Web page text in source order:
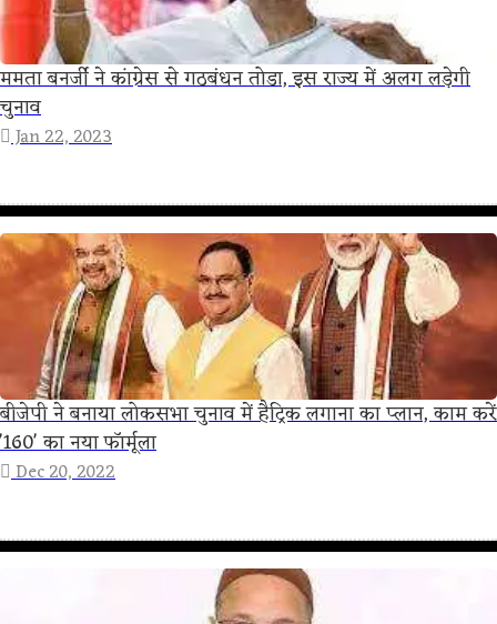
ममता बनर्जी ने कांग्रेस से गठबंधन तोडा, इस राज्य में अलग लड़ेगी
चुनाव
Jan 22, 2023
बीजेपी ने बनाया लोकसभा चुनाव में हैट्रिक लगाना का प्लान, काम करें
'160' का नया फॉर्मूला
Dec 20, 2022